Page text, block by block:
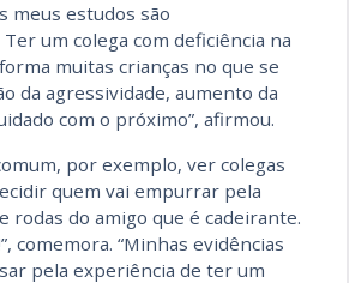
meus estudos são
um colega com deficiência na
muitas crianças no que se
da agressividade, aumento da
com o próximo”, afirmou.
por exemplo, ver colegas
quem vai empurrar pela
rodas do amigo que é cadeirante.
comemora. “Minhas evidências
pela experiência de ter um